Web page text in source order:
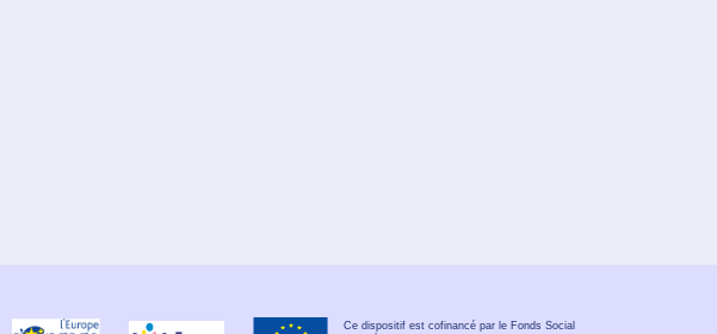
Ce dispositif est cofinancé par le Fonds Social